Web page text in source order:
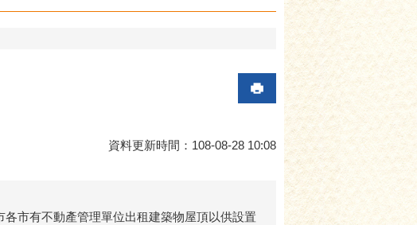
資料更新時間：108-08-28 10:08
市有不動產管理單位出租建築物屋頂以供設置